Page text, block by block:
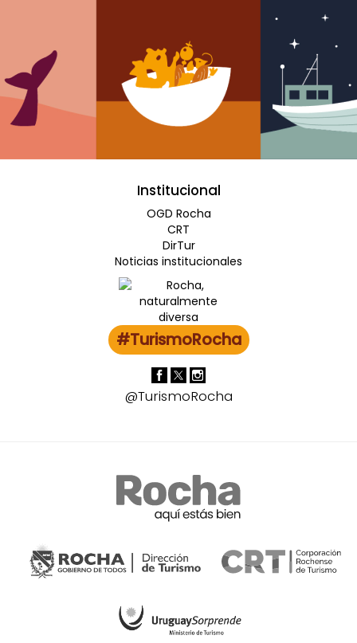
Institucional
OGD Rocha
CRT
DirTur
Noticias institucionales
#TurismoRocha
@TurismoRocha